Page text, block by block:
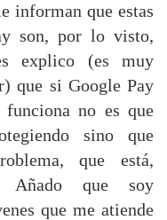
informan que estas
son, por lo visto,
explico (es muy
que si Google Pay
no es que
sino que
que está,
Añado que soy
que me atiende